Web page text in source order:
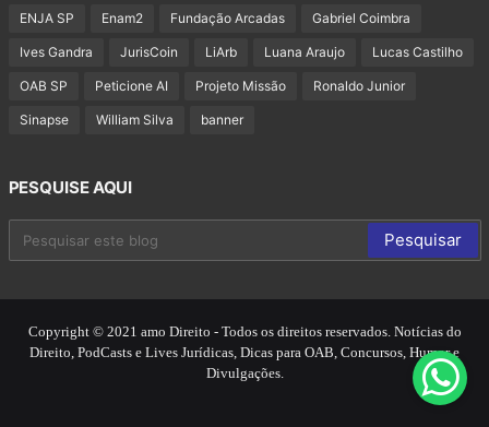
ENJA SP Enam2 Fundação Arcadas Gabriel Coimbra
Ives Gandra JurisCoin LiArb Luana Araujo Lucas Castilho
OAB SP Peticione AI Projeto Missão Ronaldo Junior
Sinapse William Silva banner
PESQUISE AQUI
Copyright © 2021 amo Direito - Todos os direitos reservados. Notícias do
Direito, PodCasts e Lives Jurídicas, Dicas para OAB, Concursos, Humor e
Divulgações.